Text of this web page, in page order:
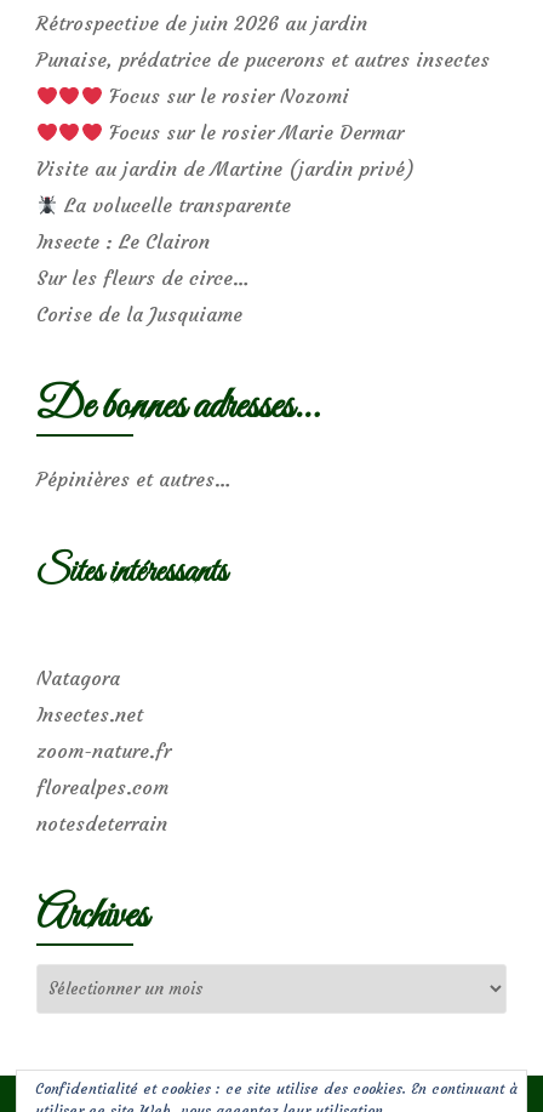
Rétrospective de juin 2026 au jardin
Punaise, prédatrice de pucerons et autres insectes
Focus sur le rosier Nozomi
Focus sur le rosier Marie Dermar
Visite au jardin de Martine (jardin privé)
La volucelle transparente
Insecte : Le Clairon
Sur les fleurs de circe…
Corise de la Jusquiame
De bonnes adresses…
Pépinières et autres…
Sites intéressants
Natagora
Insectes.net
zoom-nature.fr
florealpes.com
notesdeterrain
Archives
Confidentialité et cookies : ce site utilise des cookies. En continuant à